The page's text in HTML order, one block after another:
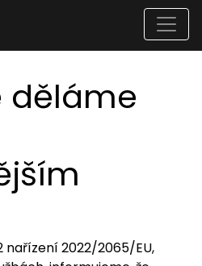
děláme
nařízení 2022/2065/EU,